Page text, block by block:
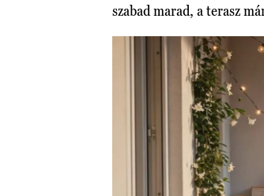
szabad marad, a terasz